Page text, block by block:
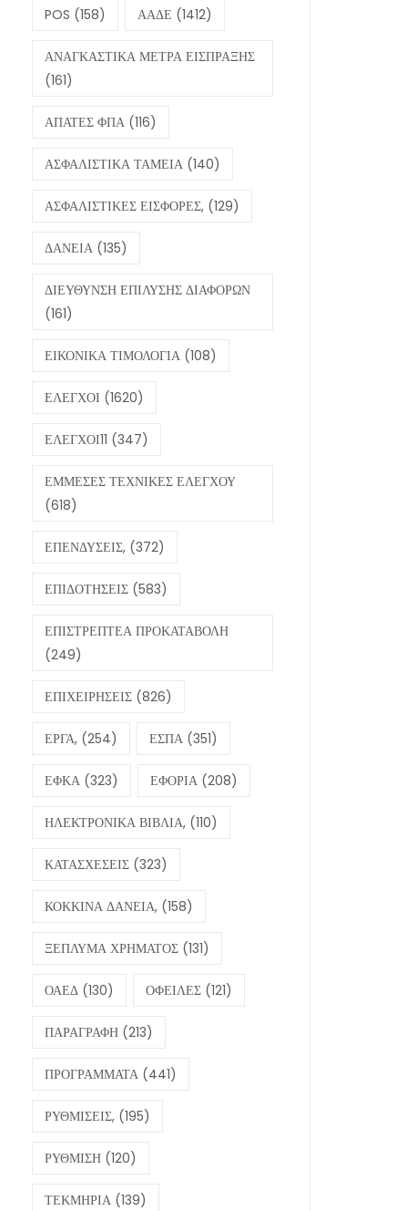
POS (158) ΑΑΔΕ (1412)
ΑΝΑΓΚΑΣΤΙΚΑ ΜΕΤΡΑ ΕΙΣΠΡΑΞΗΣ
(161)
ΑΠΑΤΕΣ ΦΠΑ (116)
ΑΣΦΑΛΙΣΤΙΚΑ ΤΑΜΕΙΑ (140)
ΑΣΦΑΛΙΣΤΙΚΕΣ ΕΙΣΦΟΡΕΣ, (129)
ΔΑΝΕΙΑ (135)
ΔΙΕΥΘΥΝΣΗ ΕΠΙΛΥΣΗΣ ΔΙΑΦΟΡΩΝ
(161)
ΕΙΚΟΝΙΚΑ ΤΙΜΟΛΟΓΙΑ (108)
ΕΛΕΓΧΟΙ (1620)
ΕΛΕΓΧΟΙ11 (347)
ΕΜΜΕΣΕΣ ΤΕΧΝΙΚΕΣ ΕΛΕΓΧΟΥ
(618)
ΕΠΕΝΔΥΣΕΙΣ, (372)
ΕΠΙΔΟΤΗΣΕΙΣ (583)
ΕΠΙΣΤΡΕΠΤΕΑ ΠΡΟΚΑΤΑΒΟΛΗ
(249)
ΕΠΙΧΕΙΡΗΣΕΙΣ (826)
ΕΡΓΑ, (254) ΕΣΠΑ (351)
ΕΦΚΑ (323) ΕΦΟΡΙΑ (208)
ΗΛΕΚΤΡΟΝΙΚΑ ΒΙΒΛΙΑ, (110)
ΚΑΤΑΣΧΕΣΕΙΣ (323)
ΚΟΚΚΙΝΑ ΔΑΝΕΙΑ, (158)
ΞΕΠΛΥΜΑ ΧΡΗΜΑΤΟΣ (131)
ΟΑΕΔ (130) ΟΦΕΙΛΕΣ (121)
ΠΑΡΑΓΡΑΦΗ (213)
ΠΡΟΓΡΑΜΜΑΤΑ (441)
ΡΥΘΜΙΣΕΙΣ, (195)
ΡΥΘΜΙΣΗ (120)
ΤΕΚΜΗΡΙΑ (139)